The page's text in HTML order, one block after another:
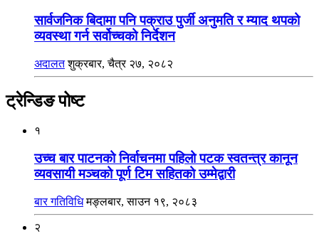
सार्वजनिक बिदामा पनि पक्राउ पुर्जी अनुमति र म्याद थपको
व्यवस्था गर्न सर्वोच्चको निर्देशन
अदालत शुक्रबार, चैत्र २७, २०८२
ट्रेन्डिङ पोष्ट
१
उच्च बार पाटनको निर्वाचनमा पहिलो पटक स्वतन्त्र कानून
व्यवसायी मञ्चको पूर्ण टिम सहितको उम्मेद्वारी
बार गतिविधि मङ्लबार, साउन १९, २०८३
२